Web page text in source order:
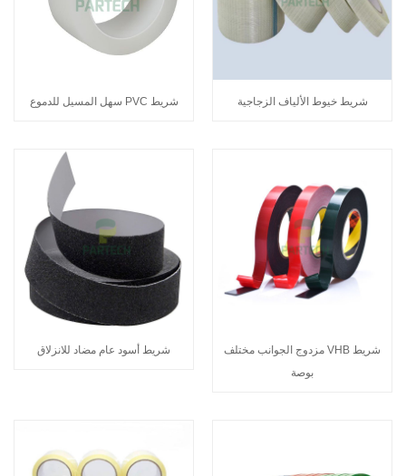
شريط خيوط الألياف الزجاجية شريط PVC سهل المسيل للدموع
شريط VHB مزدوج الجوانب مختلف
بوصة
شريط أسود عام مضاد للانزلاق